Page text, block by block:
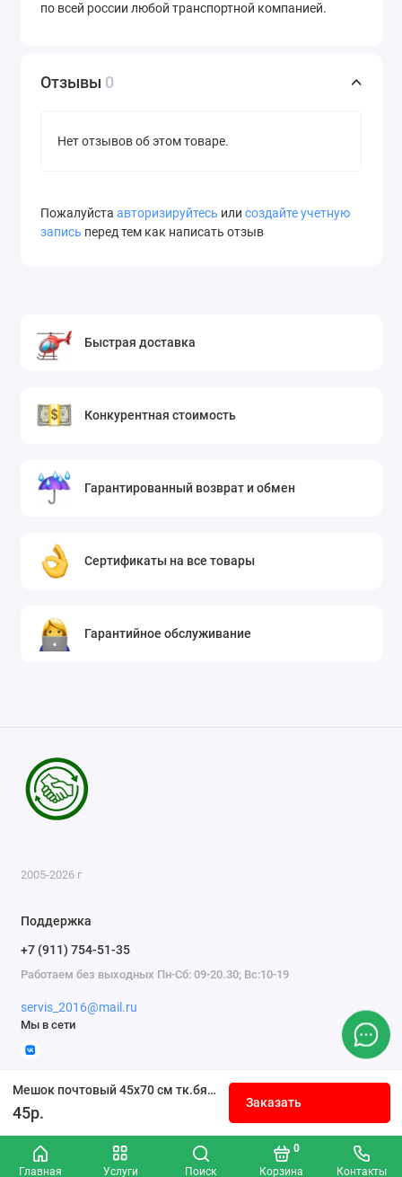
Главная Услуги Поиск Корзина
0
Контакты
Мешок почтовый 45x70 см тк.бязь суровая пл.125 г/м2
45р.
Заказать
по всей россии любой транспортной компанией.
Отзывы 0
Нет отзывов об этом товаре.
Пожалуйста авторизируйтесь или создайте учетную
запись перед тем как написать отзыв
Быстрая доставка
Конкурентная стоимость
Гарантированный возврат и обмен
Сертификаты на все товары
Гарантийное обслуживание
2005-2026 г
Поддержка
+7 (911) 754-51-35
Работаем без выходных Пн-Сб: 09-20.30; Вс:10-19
servis_2016@mail.ru
Мы в сети